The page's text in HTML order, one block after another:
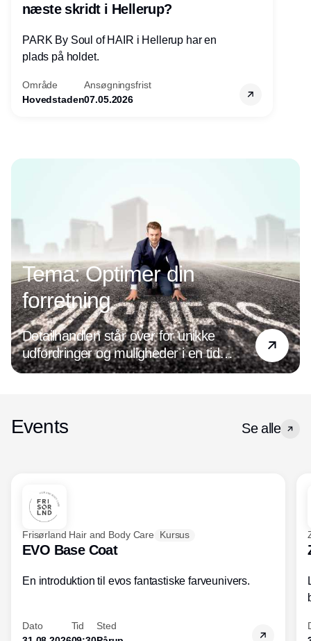
næste skridt i Hellerup?
PARK By Soul of HAIR i Hellerup har en
plads på holdet.
Område
Hovedstaden
Ansøgningsfrist
07.05.2026
Tema: Optimer din
forretning
Detailhandlen står over for unikke
udfordringer og muligheder i en tid
præget af digital transformation og
de nyeste tendenser og holde øje med
kundeoplevelsen, øges salget og
indtjeningen.
Events Se alle
Frisørland Hair and Body Care Kursus
EVO Base Coat
En introduktion til evos fantastiske farveunivers.
Dato
Tid
Sted